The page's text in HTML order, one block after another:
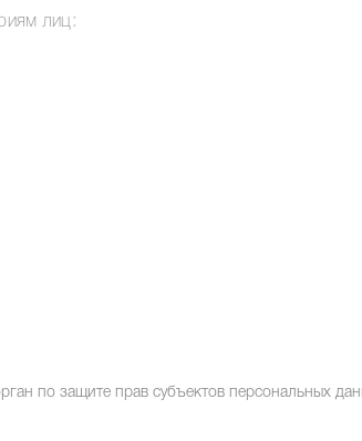
лиц:
по защите прав субъектов персональных